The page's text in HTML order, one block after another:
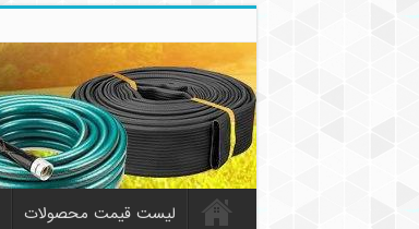
لیست قیمت محصولات